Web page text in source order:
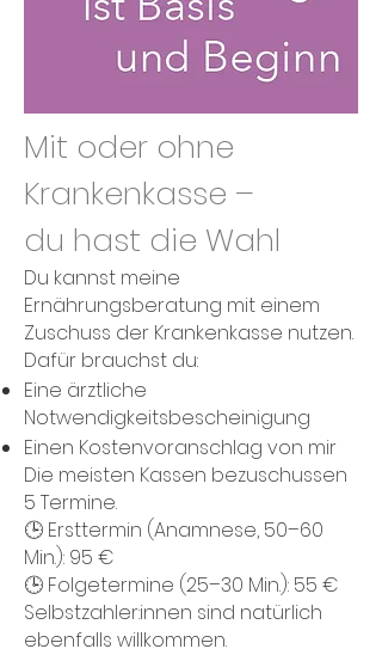
Mit oder ohne
Krankenkasse –
du hast die Wahl
Du kannst meine
Ernährungsberatung mit einem
Zuschuss der Krankenkasse nutzen.
Dafür brauchst du:
Eine ärztliche
Notwendigkeitsbescheinigung
Einen Kostenvoranschlag von mir
Die meisten Kassen bezuschussen
5 Termine.
🕒 Ersttermin (Anamnese, 50–60
Min.): 95 €
🕒 Folgetermine (25–30 Min.): 55 €
Selbstzahler:innen sind natürlich
ebenfalls willkommen.